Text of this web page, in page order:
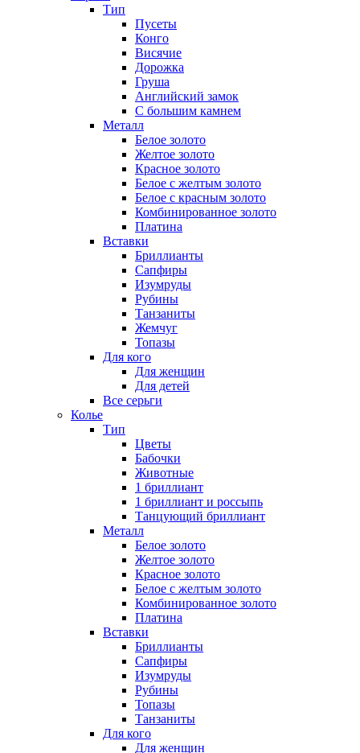
Тип
Пусеты
Конго
Висячие
Дорожка
Груша
Английский замок
С большим камнем
Металл
Белое золото
Желтое золото
Красное золото
Белое с желтым золото
Белое с красным золото
Комбинированное золото
Платина
Вставки
Бриллианты
Сапфиры
Изумруды
Рубины
Танзаниты
Жемчуг
Топазы
Для кого
Для женщин
Для детей
Все серьги
Колье
Тип
Цветы
Бабочки
Животные
1 бриллиант
1 бриллиант и россыпь
Танцующий бриллиант
Металл
Белое золото
Желтое золото
Красное золото
Белое с желтым золото
Комбинированное золото
Платина
Вставки
Бриллианты
Сапфиры
Изумруды
Рубины
Топазы
Танзаниты
Для кого
Для женщин